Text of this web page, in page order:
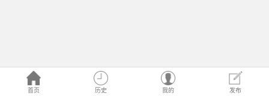
首页 历史 我的 发布